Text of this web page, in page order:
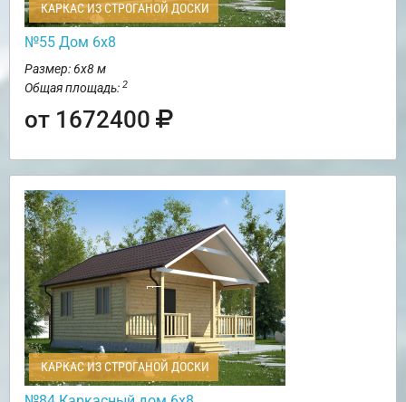
КАРКАС ИЗ СТРОГАНОЙ ДОСКИ
№55 Дом 6х8
Размер: 6х8 м
Общая площадь: 2
от 1672400
КАРКАС ИЗ СТРОГАНОЙ ДОСКИ